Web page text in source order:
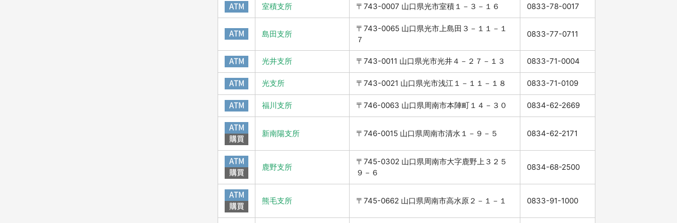
ATM 室積支所 〒743-0007 山口県光市室積１－３－１６ 0833-78-0017
ATM 島田支所
〒743-0065 山口県光市上島田３－１１－１
７
0833-77-0711
ATM 光井支所 〒743-0011 山口県光市光井４－２７－１３ 0833-71-0004
ATM 光支所 〒743-0021 山口県光市浅江１－１１－１８ 0833-71-0109
ATM 福川支所 〒746-0063 山口県周南市本陣町１４－３０ 0834-62-2669
ATM
購買
新南陽支所 〒746-0015 山口県周南市清水１－９－５ 0834-62-2171
ATM
購買
鹿野支所
〒745-0302 山口県周南市大字鹿野上３２５
９－６
0834-68-2500
ATM
購買
熊毛支所 〒745-0662 山口県周南市高水原２－１－１ 0833-91-1000